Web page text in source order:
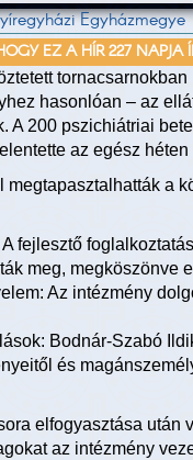
Egyházmegye
EZ A HÍR 227 NAPJA
hasonlóan – az
A 200 pszichiátriai
az egész
a
fejlesztő
meg, megköszönve
Az intézmény
Bodnár-Szabó
és
elfogyasztása után
az intézmény